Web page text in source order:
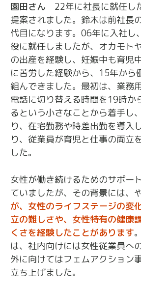
園田さん
22年に社長に就任し
提案されました。鈴木は前社長
代目になります。06年に入社し
役に就任しましたが、オカモト
の出産を経験し、妊娠中も育児
に苦労した経験から、15年から
組んできました。最初は、業務
電話に切り替える時間を19時か
るという小さなことから着手し
り、在宅勤務や時差出勤を導入
り、従業員が育児と仕事の両立
した。
女性が働き続けるためのサポー
ていましたが、その背景には、
が、女性のライフステージの変
立の難しさや、女性特有の健康
くさを経験したことがあります
は、社内向けには女性従業員へ
外に向けてはフェムアクション
立ち上げました。